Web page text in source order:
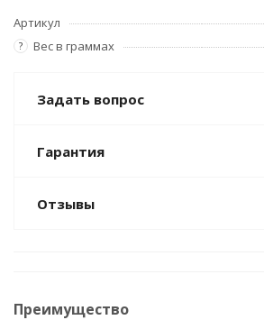
Артикул
? Вес в граммах
Задать вопрос
Гарантия
Отзывы
Преимущество